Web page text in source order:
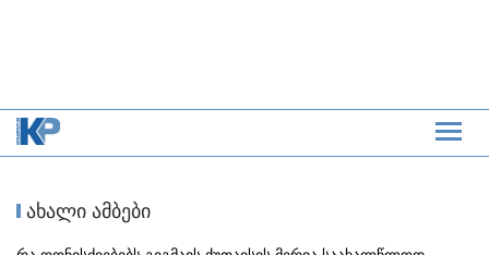
ახალი ამბები